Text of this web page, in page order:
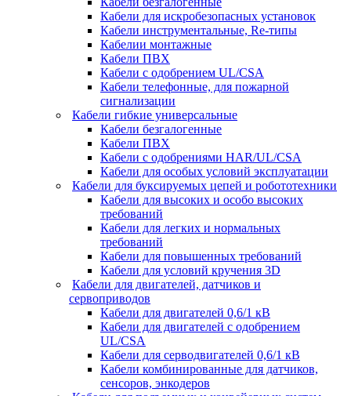
Кабели для искробезопасных установок
Кабели инструментальные, Re-типы
Кабелии монтажные
Кабели ПВХ
Кабели с одобрением UL/CSA
Кабели телефонные, для пожарной
сигнализации
Кабели гибкие универсальные
Кабели безгалогенные
Кабели ПВХ
Кабели с одобрениями HAR/UL/CSA
Кабели для особых условий эксплуатации
Кабели для буксируемых цепей и робототехники
Кабели для высоких и особо высоких
требований
Кабели для легких и нормальных
требований
Кабели для повышенных требований
Кабели для условий кручения 3D
Кабели для двигателей, датчиков и
сервоприводов
Кабели для двигателей 0,6/1 кВ
Кабели для двигателей с одобрением
UL/CSA
Кабели для серводвигателей 0,6/1 кВ
Кабели комбинированные для датчиков,
cенсоров, энкодеров